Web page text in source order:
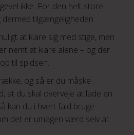
ikke. For den helt store
tilgængeligheden.
at klare sig med stige, men
nemt at klare alene – og der
til spidsen.
og så er du måske
at du skal overveje at lade en
kan du i hvert fald bruge
det er umagen værd selv at